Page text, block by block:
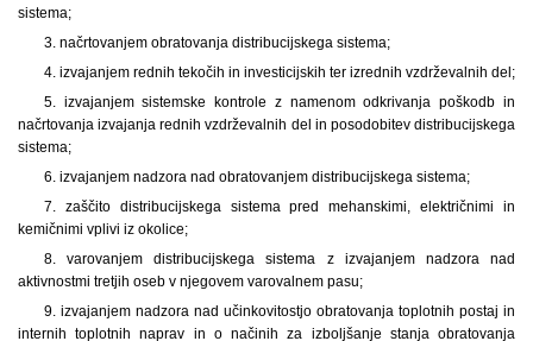
sistema;
3. načrtovanjem obratovanja distribucijskega sistema;
4. izvajanjem rednih tekočih in investicijskih ter izrednih vzdrževalnih del;
5. izvajanjem sistemske kontrole z namenom odkrivanja poškodb in
načrtovanja izvajanja rednih vzdrževalnih del in posodobitev distribucijskega
sistema;
6. izvajanjem nadzora nad obratovanjem distribucijskega sistema;
7. zaščito distribucijskega sistema pred mehanskimi, električnimi in
kemičnimi vplivi iz okolice;
8. varovanjem distribucijskega sistema z izvajanjem nadzora nad
aktivnostmi tretjih oseb v njegovem varovalnem pasu;
9. izvajanjem nadzora nad učinkovitostjo obratovanja toplotnih postaj in
internih toplotnih naprav in o načinih za izboljšanje stanja obratovanja